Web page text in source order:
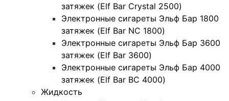
затяжек (Elf Bar Crystal 2500)
Электронные сигареты Эльф Бар 1800
затяжек (Elf Bar NC 1800)
Электронные сигареты Эльф Бар 3600
затяжек (Elf Bar 3600)
Электронные сигареты Эльф Бар 4000
затяжек (Elf Bar BC 4000)
Жидкость